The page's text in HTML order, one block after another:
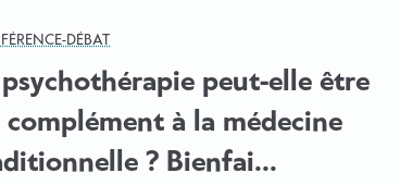
DÉBAT
psychothérapie peut-elle être
complément à la médecine
? Bienfai...